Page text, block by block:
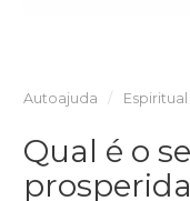
Autoajuda Espiritual
Qual é o